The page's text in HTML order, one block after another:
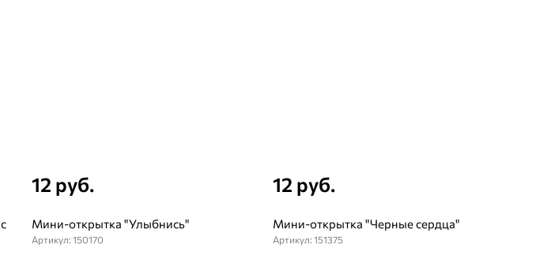
12 руб.
Мини-открытка "Улыбнись"
Артикул: 150170
12 руб.
Мини-открытка "Черные сердца"
Артикул: 151375